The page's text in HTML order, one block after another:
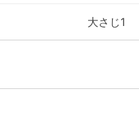
大さじ1